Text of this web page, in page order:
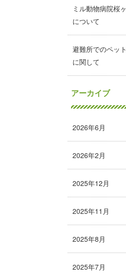
ミル動物病院桜
について
避難所でのペッ
に関して
アーカイブ
2026年6月
2026年2月
2025年12月
2025年11月
2025年8月
2025年7月